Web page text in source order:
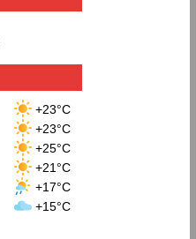
+23°C
+23°C
+25°C
+21°C
+17°C
+15°C